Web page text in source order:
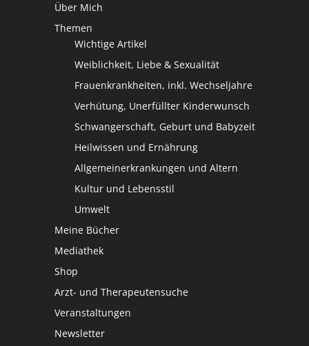
Über Mich
Themen
Wichtige Artikel
Weiblichkeit, Liebe & Sexualität
Frauenkrankheiten, inkl. Wechseljahre
Verhütung, Unerfüllter Kinderwunsch
Schwangerschaft, Geburt und Babyzeit
Heilwissen und Ernährung
Allgemeinerkrankungen und Altern
Kultur und Lebensstil
Umwelt
Meine Bücher
Mediathek
Shop
Arzt- und Therapeutensuche
Veranstaltungen
Newsletter